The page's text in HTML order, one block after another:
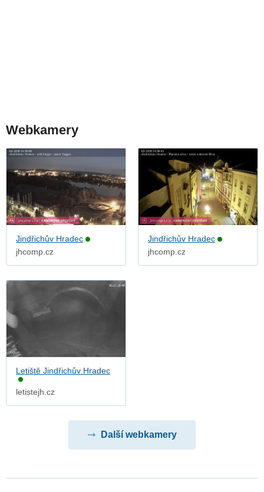
Webkamery
Jindřichův Hradec
jhcomp.cz
Jindřichův Hradec
jhcomp.cz
Letiště Jindřichův Hradec
letistejh.cz
Další webkamery